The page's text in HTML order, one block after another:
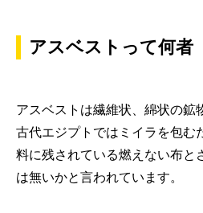
アスベストって何者
アスベストは繊維状、綿状の鉱
古代エジプトではミイラを包む
料に残されている燃えない布と
は無いかと言われています。